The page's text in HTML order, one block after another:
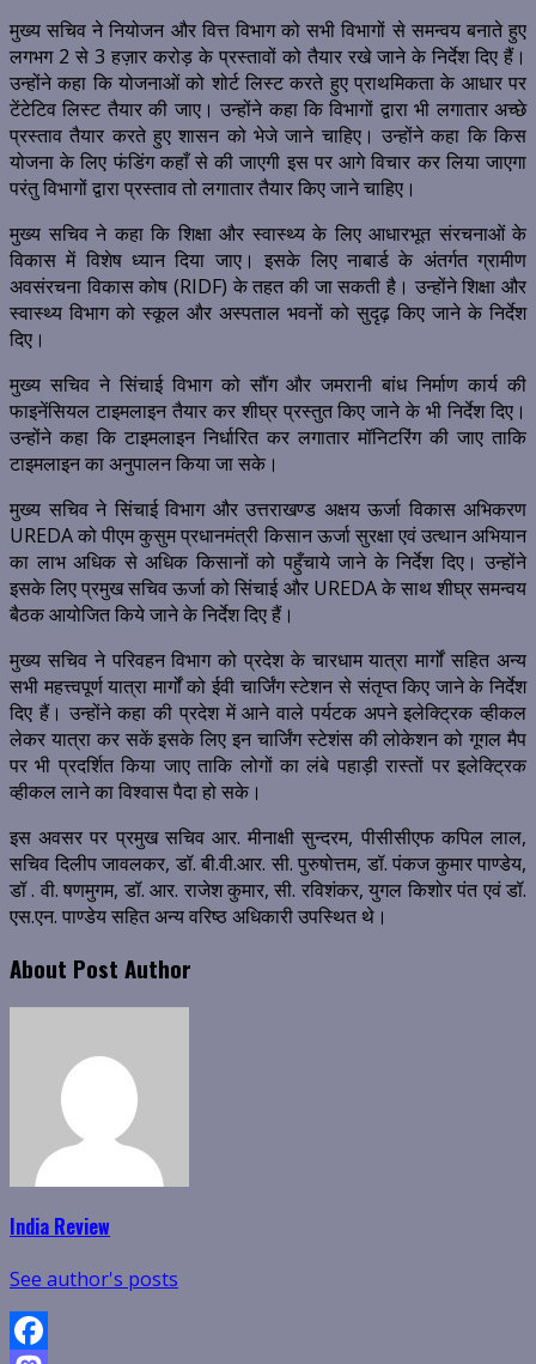
मुख्य सचिव ने नियोजन और वित्त विभाग को सभी विभागों से समन्वय बनाते हुए
लगभग 2 से 3 हज़ार करोड़ के प्रस्तावों को तैयार रखे जाने के निर्देश दिए हैं।
उन्होंने कहा कि योजनाओं को शोर्ट लिस्ट करते हुए प्राथमिकता के आधार पर
टेंटेटिव लिस्ट तैयार की जाए। उन्होंने कहा कि विभागों द्वारा भी लगातार अच्छे
प्रस्ताव तैयार करते हुए शासन को भेजे जाने चाहिए। उन्होंने कहा कि किस
योजना के लिए फंडिंग कहाँ से की जाएगी इस पर आगे विचार कर लिया जाएगा
परंतु विभागों द्वारा प्रस्ताव तो लगातार तैयार किए जाने चाहिए।
मुख्य सचिव ने कहा कि शिक्षा और स्वास्थ्य के लिए आधारभूत संरचनाओं के
विकास में विशेष ध्यान दिया जाए। इसके लिए नाबार्ड के अंतर्गत ग्रामीण
अवसंरचना विकास कोष (RIDF) के तहत की जा सकती है। उन्होंने शिक्षा और
स्वास्थ्य विभाग को स्कूल और अस्पताल भवनों को सुदृढ़ किए जाने के निर्देश
दिए।
मुख्य सचिव ने सिंचाई विभाग को सौंग और जमरानी बांध निर्माण कार्य की
फाइनेंसियल टाइमलाइन तैयार कर शीघ्र प्रस्तुत किए जाने के भी निर्देश दिए।
उन्होंने कहा कि टाइमलाइन निर्धारित कर लगातार मॉनिटरिंग की जाए ताकि
टाइमलाइन का अनुपालन किया जा सके।
मुख्य सचिव ने सिंचाई विभाग और उत्तराखण्ड अक्षय ऊर्जा विकास अभिकरण
UREDA को पीएम कुसुम प्रधानमंत्री किसान ऊर्जा सुरक्षा एवं उत्थान अभियान
का लाभ अधिक से अधिक किसानों को पहुँचाये जाने के निर्देश दिए। उन्होंने
इसके लिए प्रमुख सचिव ऊर्जा को सिंचाई और UREDA के साथ शीघ्र समन्वय
बैठक आयोजित किये जाने के निर्देश दिए हैं।
मुख्य सचिव ने परिवहन विभाग को प्रदेश के चारधाम यात्रा मार्गों सहित अन्य
सभी महत्त्वपूर्ण यात्रा मार्गों को ईवी चार्जिंग स्टेशन से संतृप्त किए जाने के निर्देश
दिए हैं। उन्होंने कहा की प्रदेश में आने वाले पर्यटक अपने इलेक्ट्रिक व्हीकल
लेकर यात्रा कर सकें इसके लिए इन चार्जिंग स्टेशंस की लोकेशन को गूगल मैप
पर भी प्रदर्शित किया जाए ताकि लोगों का लंबे पहाड़ी रास्तों पर इलेक्ट्रिक
व्हीकल लाने का विश्वास पैदा हो सके।
इस अवसर पर प्रमुख सचिव आर. मीनाक्षी सुन्दरम, पीसीसीएफ कपिल लाल,
सचिव दिलीप जावलकर, डॉ. बी.वी.आर. सी. पुरुषोत्तम, डॉ. पंकज कुमार पाण्डेय,
डॉ . वी. षणमुगम, डॉ. आर. राजेश कुमार, सी. रविशंकर, युगल किशोर पंत एवं डॉ.
एस.एन. पाण्डेय सहित अन्य वरिष्ठ अधिकारी उपस्थित थे।
About Post Author
India Review
See author's posts